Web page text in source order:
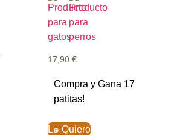
17,90 €
Compra y Gana 17
patitas!
L๑ Quiero